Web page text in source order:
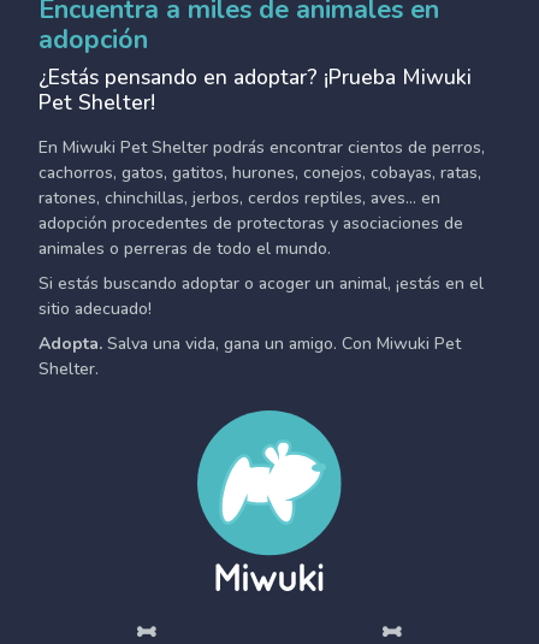
Encuentra a miles de animales en
adopción
¿Estás pensando en adoptar? ¡Prueba Miwuki
Pet Shelter!
En Miwuki Pet Shelter podrás encontrar cientos de perros,
cachorros, gatos, gatitos, hurones, conejos, cobayas, ratas,
ratones, chinchillas, jerbos, cerdos reptiles, aves... en
adopción procedentes de protectoras y asociaciones de
animales o perreras de todo el mundo.
Si estás buscando adoptar o acoger un animal, ¡estás en el
sitio adecuado!
Adopta. Salva una vida, gana un amigo. Con Miwuki Pet
Shelter.